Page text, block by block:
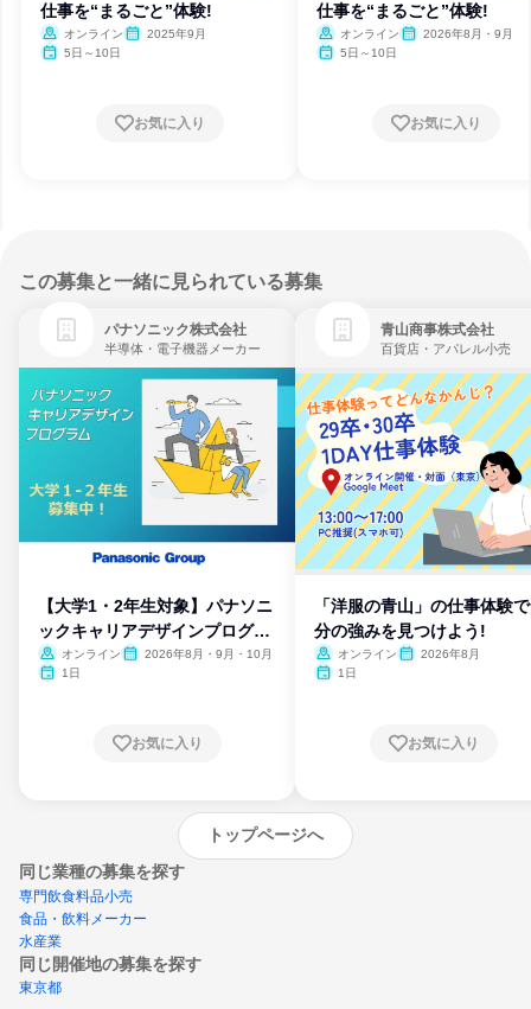
仕事を“まるごと”体験!
オンライン
2025年9月
5日～10日
お気に入り
仕事を“まるごと”体験!
オンライン
2026年8月・9月
5日～10日
お気に入り
この募集と一緒に見られている募集
パナソニック株式会社
半導体・電子機器メーカー
【大学1・2年生対象】パナソニ
ックキャリアデザインプログラ
ム
オンライン
2026年8月・9月・10月
1日
お気に入り
青山商事株式会社
百貨店・アパレル小売
「洋服の青山」の仕事体験
分の強みを見つけよう!
オンライン
2026年8月
1日
お気に入り
トップページへ
同じ業種の募集を探す
専門飲食料品小売
食品・飲料メーカー
水産業
同じ開催地の募集を探す
東京都